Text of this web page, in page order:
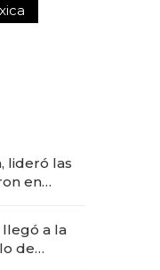
lideró las
en
llegó a la
de